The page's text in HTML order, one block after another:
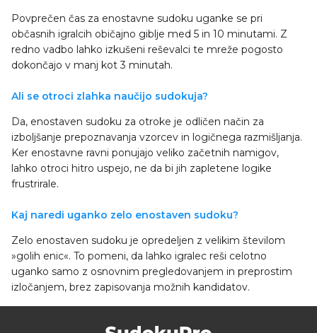
Povprečen čas za enostavne sudoku uganke se pri
občasnih igralcih običajno giblje med 5 in 10 minutami. Z
redno vadbo lahko izkušeni reševalci te mreže pogosto
dokončajo v manj kot 3 minutah.
Ali se otroci zlahka naučijo sudokuja?
Da, enostaven sudoku za otroke je odličen način za
izboljšanje prepoznavanja vzorcev in logičnega razmišljanja.
Ker enostavne ravni ponujajo veliko začetnih namigov,
lahko otroci hitro uspejo, ne da bi jih zapletene logike
frustrirale.
Kaj naredi uganko zelo enostaven sudoku?
Zelo enostaven sudoku je opredeljen z velikim številom
»golih enic«. To pomeni, da lahko igralec reši celotno
uganko samo z osnovnim pregledovanjem in preprostim
izločanjem, brez zapisovanja možnih kandidatov.